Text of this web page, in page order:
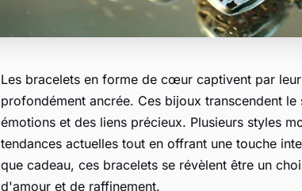
Les bracelets en forme de cœur captivent par
profondément ancrée. Ces bijoux transcendent
émotions et des liens précieux. Plusieurs styles
tendances actuelles tout en offrant une touche
que cadeau, ces bracelets se révèlent être un
d'amour et de raffinement.